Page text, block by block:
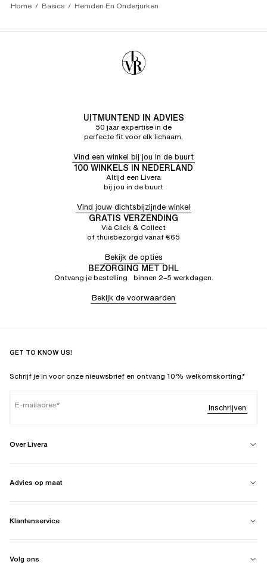
Home Basics Hemden En Onderjurken
UITMUNTEND IN ADVIES
50 jaar expertise in de
perfecte fit voor elk lichaam.
Vind een winkel bij jou in de buurt
100 WINKELS IN NEDERLAND
Altijd een Livera
bij jou in de buurt
Vind jouw dichtsbijzijnde winkel
GRATIS VERZENDING
Via Click & Collect
of thuisbezorgd vanaf €65
Bekijk de opties
BEZORGING MET DHL
Ontvang je bestelling binnen 2–5 werkdagen.
Bekijk de voorwaarden
GET TO KNOW US!
Schrijf je in voor onze nieuwsbrief en ontvang 10% welkomskorting.*
E-mailadres Inschrijven
Over Livera
Advies op maat
Klantenservice
Volg ons